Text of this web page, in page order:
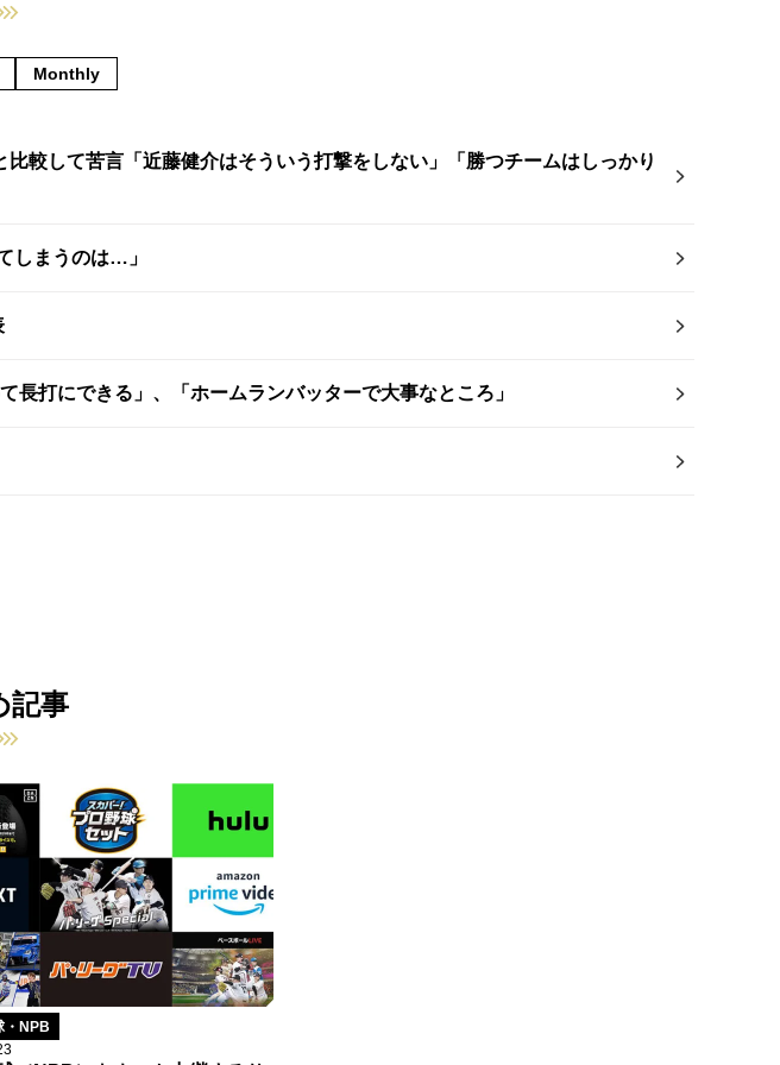
Monthly
較して苦言「近藤健介はそういう打撃をしない」「勝つチームはしっかり
しまうのは…」
打にできる」、「ホームランバッターで大事なところ」
記事
・NPB